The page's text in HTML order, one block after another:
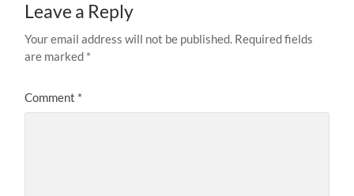
Leave a Reply
Your email address will not be published. Required fields
are marked *
Comment *